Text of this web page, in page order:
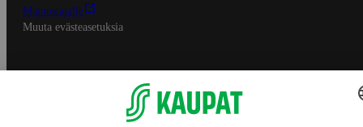
Mainostajalle
Muuta evästeasetuksia
S-ryhmän palvelut